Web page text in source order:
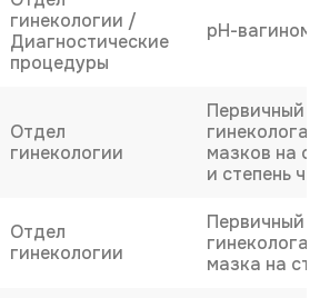
гинекологии /
Диагностические
процедуры
рН-
Отдел
гинекологии
Первичный
гинеколога
мазков на
и степень
Отдел
гинекологии
Первичный
гинеколога
мазка на